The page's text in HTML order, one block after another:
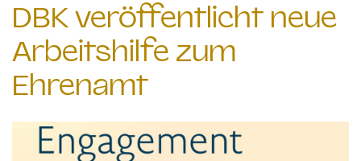
DBK veröffentlicht neue
Arbeitshilfe zum
Ehrenamt